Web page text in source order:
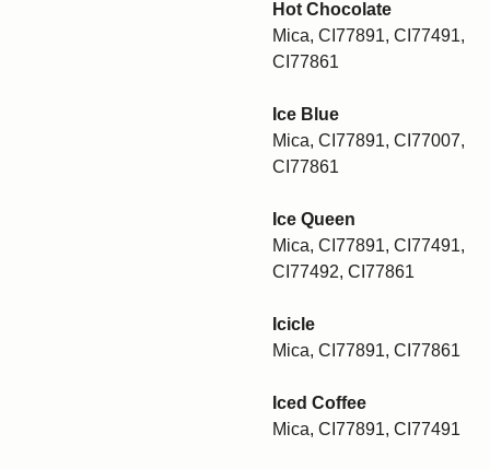
Hot Chocolate
Mica, CI77891, CI77491,
CI77861
Ice Blue
Mica, CI77891, CI77007,
CI77861
Ice Queen
Mica, CI77891, CI77491,
CI77492, CI77861
Icicle
Mica, CI77891, CI77861
Iced Coffee
Mica, CI77891, CI77491